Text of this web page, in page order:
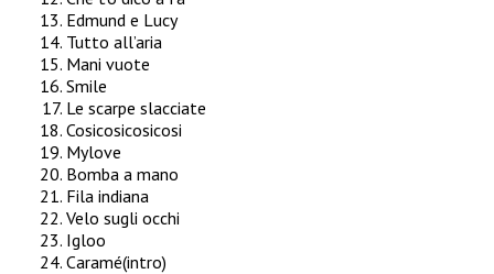
Edmund e Lucy
Tutto all’aria
Mani vuote
Smile
Le scarpe slacciate
Cosicosicosicosi
Mylove
Bomba a mano
Fila indiana
Velo sugli occhi
Igloo
Caramé(intro)